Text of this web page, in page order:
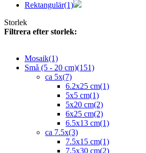
Rektangulär(1)
Storlek
Filtrera efter storlek:
Mosaik(1)
Små (5 - 20 cm)(151)
ca 5x(7)
6.2x25 cm(1)
5x5 cm(1)
5x20 cm(2)
6x25 cm(2)
6.5x13 cm(1)
ca 7.5x(3)
7.5x15 cm(1)
7.5x30 cm(2)